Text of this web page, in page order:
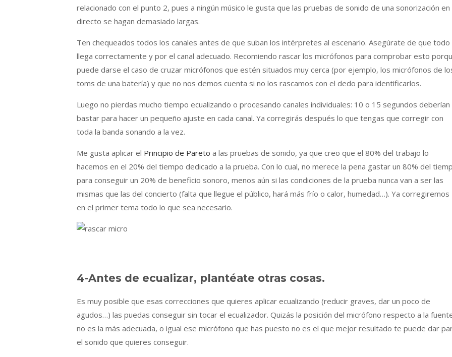
relacionado con el punto 2, pues a ningún músico le gusta que las pruebas de sonido de una sonorización en
directo se hagan demasiado largas.
Ten chequeados todos los canales antes de que suban los intérpretes al escenario. Asegúrate de que todo
llega correctamente y por el canal adecuado. Recomiendo rascar los micrófonos para comprobar esto
puede darse el caso de cruzar micrófonos que estén situados muy cerca (por ejemplo, los micrófonos de
toms de una batería) y que no nos demos cuenta si no los rascamos con el dedo para identificarlos.
Luego no pierdas mucho tiempo ecualizando o procesando canales individuales: 10 o 15 segundos deberían
bastar para hacer un pequeño ajuste en cada canal. Ya corregirás después lo que tengas que corregir con
toda la banda sonando a la vez.
Me gusta aplicar el Principio de Pareto a las pruebas de sonido, ya que creo que el 80% del trabajo lo
hacemos en el 20% del tiempo dedicado a la prueba. Con lo cual, no merece la pena gastar un 80% del
para conseguir un 20% de beneficio sonoro, menos aún si las condiciones de la prueba nunca van a ser las
mismas que las del concierto (falta que llegue el público, hará más frío o calor, humedad…). Ya corregiremos
en el primer tema todo lo que sea necesario.
4-Antes de ecualizar, plantéate otras cosas.
Es muy posible que esas correcciones que quieres aplicar ecualizando (reducir graves, dar un poco de
agudos…) las puedas conseguir sin tocar el ecualizador. Quizás la posición del micrófono respecto a la
no es la más adecuada, o igual ese micrófono que has puesto no es el que mejor resultado te puede dar
el sonido que quieres conseguir.